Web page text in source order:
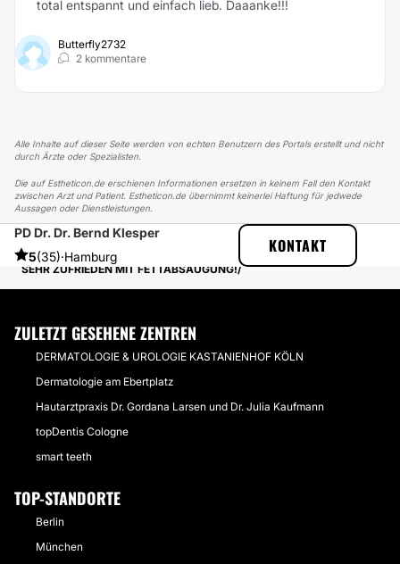
total entspannt und einfach lieb. Daaanke!!!
Butterfly2732
2 kommentare
Alle Inhalte auf dieser Seite werden von echten Benutzern des Portals erstellt und nicht
durch Ärzte oder Spezialisten.
Die auf Estheticon.de erschienen Informationen ersetzen in keinem Fall den Kontakt
zwischen Arzt und Patient. Estheticon.de übernimmt keinerlei Haftung für jedwede
Aussagen oder Dienstleistungen.
PD Dr. Dr. Bernd Klesper
5(35)·Hamburg
KONTAKT
ESTHETICON
ERFAHRUNGSBERICHTE
ERFAHRUNGSBERICHTE ÜBER FETTABSAUGUNG
SEHR ZUFRIEDEN MIT FETTABSAUGUNG!
ZULETZT GESEHENE ZENTREN
DERMATOLOGIE & UROLOGIE KASTANIENHOF KÖLN
Dermatologie am Ebertplatz
Hautarztpraxis Dr. Gordana Larsen und Dr. Julia Kaufmann
topDentis Cologne
smart teeth
TOP-STANDORTE
Berlin
München